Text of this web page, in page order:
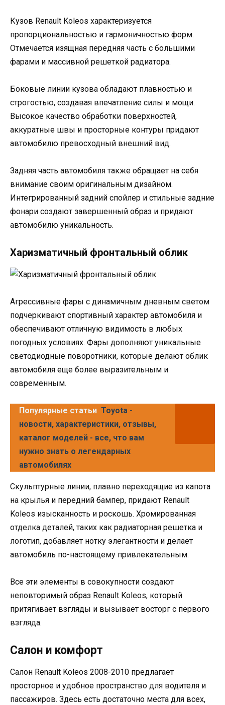
Кузов Renault Koleos характеризуется
пропорциональностью и гармоничностью форм.
Отмечается изящная передняя часть с большими
фарами и массивной решеткой радиатора.
Боковые линии кузова обладают плавностью и
строгостью, создавая впечатление силы и мощи.
Высокое качество обработки поверхностей,
аккуратные швы и просторные контуры придают
автомобилю превосходный внешний вид.
Задняя часть автомобиля также обращает на себя
внимание своим оригинальным дизайном.
Интегрированный задний спойлер и стильные задние
фонари создают завершенный образ и придают
автомобилю уникальность.
Харизматичный фронтальный облик
Агрессивные фары с динамичным дневным светом
подчеркивают спортивный характер автомобиля и
обеспечивают отличную видимость в любых
погодных условиях. Фары дополняют уникальные
светодиодные поворотники, которые делают облик
автомобиля еще более выразительным и
современным.
Популярные статьи Toyota -
новости, характеристики, отзывы,
каталог моделей - все, что вам
нужно знать о легендарных
автомобилях
Скульптурные линии, плавно переходящие из капота
на крылья и передний бампер, придают Renault
Koleos изысканность и роскошь. Хромированная
отделка деталей, таких как радиаторная решетка и
логотип, добавляет нотку элегантности и делает
автомобиль по-настоящему привлекательным.
Все эти элементы в совокупности создают
неповторимый образ Renault Koleos, который
притягивает взгляды и вызывает восторг с первого
взгляда.
Салон и комфорт
Салон Renault Koleos 2008-2010 предлагает
просторное и удобное пространство для водителя и
пассажиров. Здесь есть достаточно места для всех,